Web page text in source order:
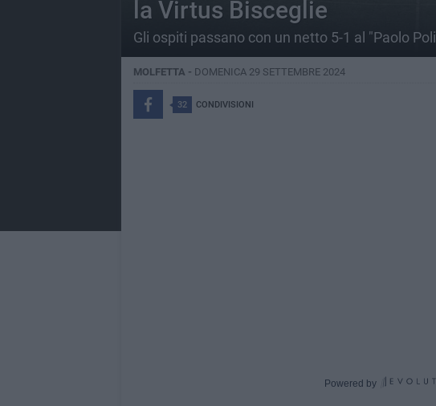
la Virtus Bisceglie
Gli ospiti passano con un netto 5-1 al "Paolo
MOLFETTA - DOMENICA 29 SETTEMBRE 2024
32 CONDIVISIONI
Powered by